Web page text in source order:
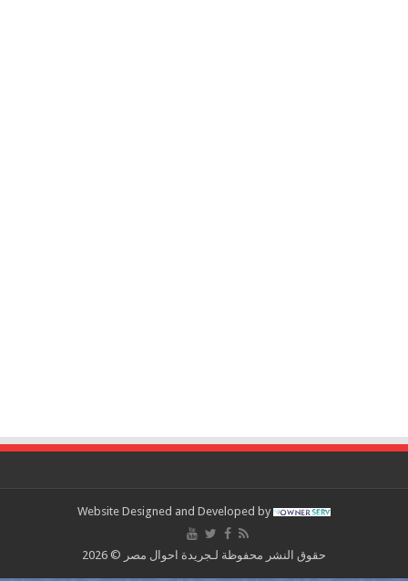
Website Designed and Developed by
حقوق النشر محفوظة لـجريدة احوال مصر © 2026